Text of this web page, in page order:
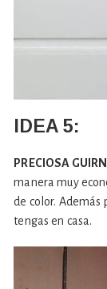
IDEA 5:
PRECIOSA
manera muy
de color. Además
tengas en casa.